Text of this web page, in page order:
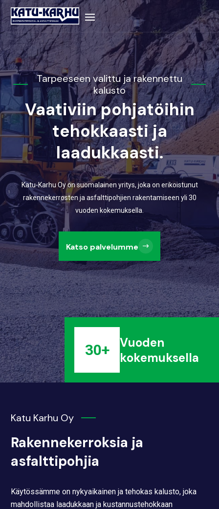
Tarpeeseen valittu ja rakennettu
kalusto
Vaativiin pohjatöihin
tehokkaasti ja
laadukkaasti.
Katu-Karhu Oy on suomalainen yritys, joka on erikoistunut
rakennekerrosten ja asfalttipohjien rakentamiseen yli 30
vuoden kokemuksella.
Katso palvelumme
30+
Vuoden
kokemuksella
Katu Karhu Oy
Rakennekerroksia ja
asfalttipohjia
Käytössämme on nykyaikainen ja tehokas kalusto, joka
mahdollistaa laadukkaan ja kustannustehokkaan